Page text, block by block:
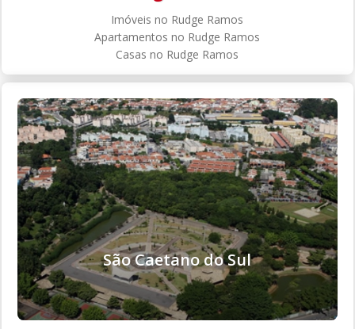
Imóveis no Rudge Ramos
Apartamentos no Rudge Ramos
Casas no Rudge Ramos
São Caetano do Sul